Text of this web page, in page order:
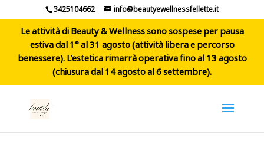
3425104662 info@beautyewellnessfellette.it
Le attività di Beauty & Wellness sono sospese per pausa
estiva dal 1° al 31 agosto (attività libera e percorso
benessere). L'estetica rimarrà operativa fino al 13 agosto
(chiusura dal 14 agosto al 6 settembre).